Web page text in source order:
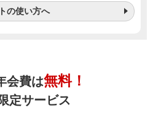
の使い方へ
会費は無料！
定サービス